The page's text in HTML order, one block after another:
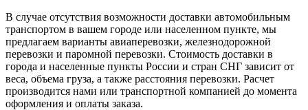
В случае отсутствия возможности доставки автомобильным
транспортом в вашем городе или населенном пункте, мы
предлагаем варианты авиаперевозки, железнодорожной
перевозки и паромной перевозки. Стоимость доставки в
города и населенные пункты России и стран СНГ зависит от
веса, объема груза, а также расстояния перевозки. Расчет
производится нами или транспортной компанией до момента
оформления и оплаты заказа.